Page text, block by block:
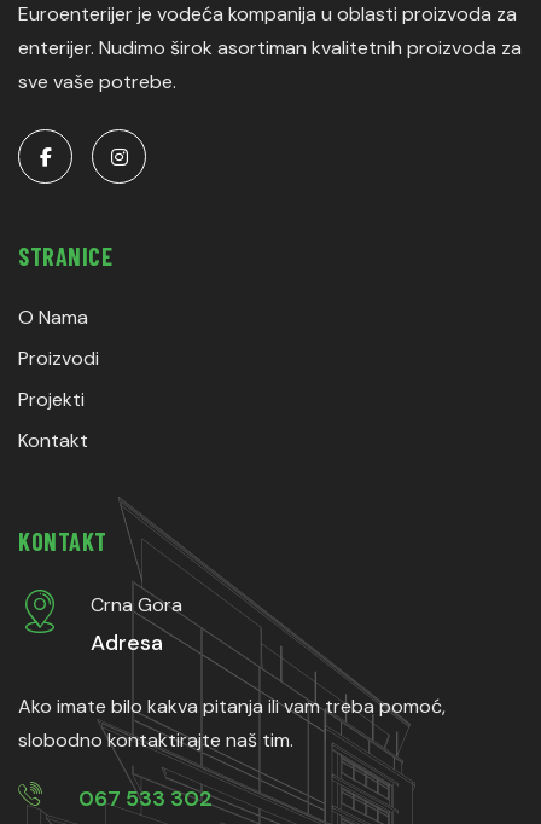
Euroenterijer je vodeća kompanija u oblasti proizvoda za
enterijer. Nudimo širok asortiman kvalitetnih proizvoda za
sve vaše potrebe.
STRANICE
O Nama
Proizvodi
Projekti
Kontakt
KONTAKT
Crna Gora
Adresa
Ako imate bilo kakva pitanja ili vam treba pomoć,
slobodno kontaktirajte naš tim.
067 533 302